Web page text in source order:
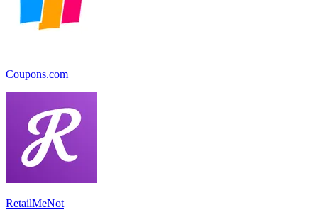
Coupons.com
RetailMeNot